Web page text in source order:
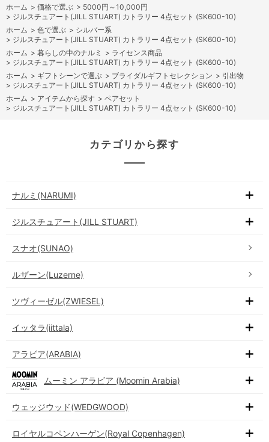
ホーム > 価格で選ぶ > 5000円～10,000円
> ジルスチュアート(JILL STUART) カトラリー 4点セット (SK600-10)
ホーム > 色で選ぶ > シルバー系
> ジルスチュアート(JILL STUART) カトラリー 4点セット (SK600-10)
ホーム > 暮らしの中のナルミ > ライセンス商品
> ジルスチュアート(JILL STUART) カトラリー 4点セット (SK600-10)
ホーム > ギフトシーンで選ぶ > ブライダルギフトセレクション > 引出物
> ジルスチュアート(JILL STUART) カトラリー 4点セット (SK600-10)
ホーム > アイテムから探す > ペアセット
> ジルスチュアート(JILL STUART) カトラリー 4点セット (SK600-10)
カテゴリから探す
ナルミ(NARUMI)
ジルスチュアート(JILL STUART)
スナオ(SUNAO)
ルザーン(Luzerne)
ツヴィーゼル(ZWIESEL)
イッタラ(iittala)
アラビア(ARABIA)
ムーミン アラビア (Moomin Arabia)
ウェッジウッド(WEDGWOOD)
ロイヤルコペンハーゲン(Royal Copenhagen)